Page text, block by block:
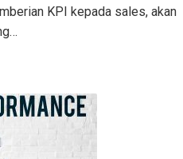
KPI kepada sales, akan